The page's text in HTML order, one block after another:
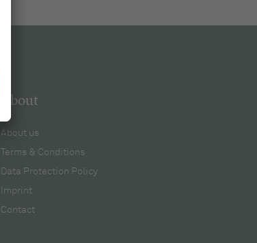
About
About us
Terms & Conditions
Data Protection Policy
Imprint
Contact